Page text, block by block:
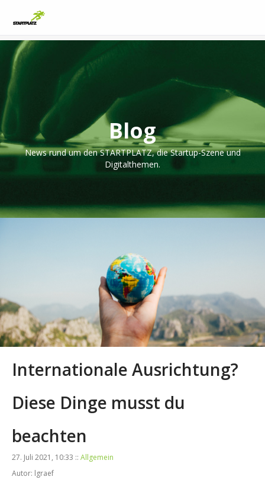
Blog
News rund um den STARTPLATZ, die Startup-Szene und
Digitalthemen.
Internationale Ausrichtung?
Diese Dinge musst du
beachten
27. Juli 2021, 10:33 :: Allgemein
Autor: lgraef